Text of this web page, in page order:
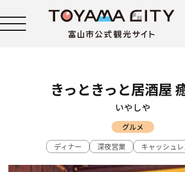
きっときっと居酒屋
いやしや
グルメ
ディナー
深夜営業 キャッシュ